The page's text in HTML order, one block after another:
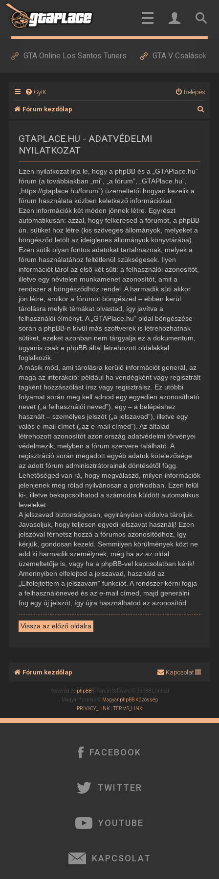
GTA Online Los Santos Tuners GTA V Csalások
GyIK Belépés
Fórum kezdőlap
GTAPLACE.HU - ADATVÉDELMI
NYILATKOZAT
Ezen nyilatkozat írja le, hogy a phpBB és a „GTAPlace.hu”
fórum (a továbbiakban „mi”, „a fórum”, „GTAPlace.hu”,
„https://gtaplace.hu/forum”) üzemeltetői hogyan kezelik a
fórum használata közben keletkező információkat.
Ezen információk két módon jönnek létre. Egyrészt
automatikusan: azzal, hogy felkeresed a fórumot, a phpBB
ún. sütiket hoz létre (kis szöveges állományok, melyeket a
böngésződ letölt az ideiglenes állományok könyvtárába).
Ezen sütik olyan fontos adatokat tartalmaznak, melyek a
fórum használatához feltétlenül szükségesek. Ilyen
információt tárol az első két süti: a felhasználói azonosítót,
illetve egy névtelen munkamenet azonosítót, amit a
rendszer a böngésződhöz rendel. A harmadik süti akkor
jön létre, amikor a fórumot böngészed – ebben kerül
tárolásra melyik témákat olvastad, így javítva a
felhasználói élményt. A „GTAPlace.hu” oldal böngészése
során a phpBB-n kívül más szoftverek is létrehozhatnak
sütiket, ezeket azonban nem tárgyalja ez a dokumentum,
ugyanis csak a phpBB által létrehozott oldalakkal
foglalkozik.
A másik mód, ami tárolásra kerülő információt generál, az
maga az interakció: például ha vendégként vagy regisztrált
tagként hozzászólást írsz vagy regisztrálsz. Ez utóbbi
folyamat során meg kell adnod egy egyedien azonosítható
nevet („a felhasználói neved”), egy – a belépéshez
használt – személyes jelszót („a jelszavad”), illetve egy
valós e-mail címet („az e-mail címed”). Az általad
létrehozott azonosítót azon ország adatvédelmi törvényei
védelmezik, melyben a fórum szervere található. A
regisztráció során megadott egyéb adatok kötelezősége
az adott fórum adminisztrátorainak döntésétől függ.
Lehetőséged van rá, hogy megválaszd, milyen információk
jelenjenek meg rólad nyilvánosan a profilodban. Ezen felül
ki-, illetve bekapcsolhatod a számodra küldött automatikus
leveleket.
A jelszavad biztonságosan, egyirányúan kódolva tároljuk.
Javasoljuk, hogy teljesen egyedi jelszavat használj! Ezen
jelszóval férhetsz hozzá a fórumos azonosítódhoz, így
kérjük, gondosan kezeld. Semmilyen körülmények közt ne
add ki harmadik személynek, még ha az az oldal
üzemeltetője is, vagy ha a phpBB-vel kapcsolatban kérik!
Amennyiben elfelejted a jelszavad, használd az
„Elfelejtettem a jelszavam” funkciót. A rendszer kérni fogja
a felhasználóneved és az e-mail címed, majd generálni
fog egy új jelszót, így újra használhatod az azonosítód.
Vissza az előző oldalra
Fórum kezdőlap Kapcsolat
Powered by phpBB® Forum Software © phpBB Limited
Magyar fordítás © Magyar phpBB Közösség
PRIVACY_LINK |TERMS_LINK
FACEBOOK
TWITTER
YOUTUBE
KAPCSOLAT